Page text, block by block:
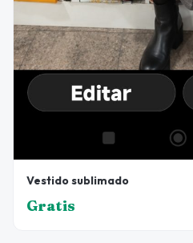
Vestido sublimado
Gratis